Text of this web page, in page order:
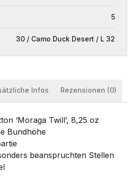
5
30 / Camo Duck Desert / L 32
Infos Rezensionen (0)
‘Moraga Twill’, 8,25 oz
Bundhöhe
beanspruchten Stellen